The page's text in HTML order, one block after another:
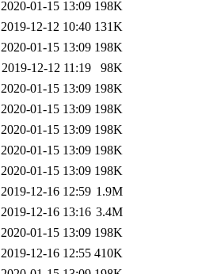
2020-01-15 13:09 198K
2019-12-12 10:40 131K
2020-01-15 13:09 198K
2019-12-12 11:19
98K
2020-01-15 13:09 198K
2020-01-15 13:09 198K
2020-01-15 13:09 198K
2020-01-15 13:09 198K
2020-01-15 13:09 198K
2019-12-16 12:59 1.9M
2019-12-16 13:16 3.4M
2020-01-15 13:09 198K
2019-12-16 12:55 410K